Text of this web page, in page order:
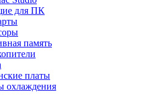
для ПК
память
платы
охлаждения